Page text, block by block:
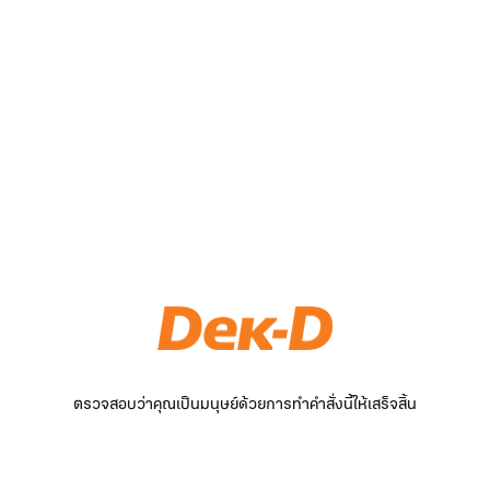
ตรวจสอบว่าคุณเป็นมนุษย์ด้วยการทำคำสั่งนี้ให้เสร็จสิ้น